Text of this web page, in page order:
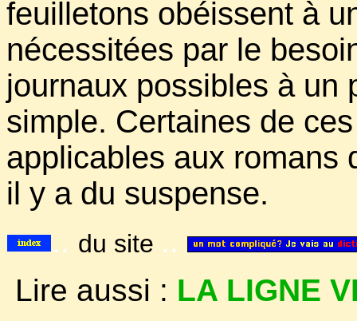
feuilletons obéissent à
nécessitées par le
journaux possibles à un
simple. Certaines de
applicables aux romans
il y a du suspense.
.. du site ..
Lire aussi : LA LIGNE